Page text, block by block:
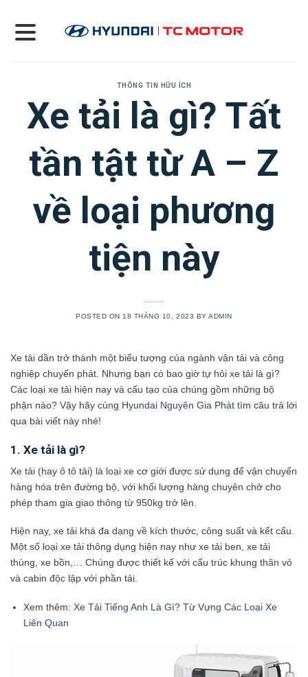
content
THÔNG TIN HỮU ÍCH
Xe tải là gì? Tất
tần tật từ A – Z
về loại phương
tiện này
POSTED ON 18 THÁNG 10, 2023 BYADMIN
Xe tải dần trở thành một biểu tượng của ngành vận tải và công
nghiệp chuyển phát. Nhưng bạn có bao giờ tự hỏi xe tải là gì?
Các loại xe tải hiện nay và cấu tạo của chúng gồm những bộ
phận nào? Vậy hãy cùng Hyundai Nguyên Gia Phát tìm câu trả lời
qua bài viết này nhé!
1. Xe tải là gì?
Xe tải (hay ô tô tải) là loại xe cơ giới được sử dụng để vận chuyển
hàng hóa trên đường bộ, với khối lượng hàng chuyên chở cho
phép tham gia giao thông từ 950kg trở lên.
Hiện nay, xe tải khá đa dạng về kích thước, công suất và kết cấu.
Một số loại xe tải thông dụng hiện nay như xe tải ben, xe tải
thùng, xe bồn,… Chúng được thiết kế với cấu trúc khung thân vỏ
và cabin độc lập với phần tải.
Xem thêm: Xe Tải Tiếng Anh Là Gì? Từ Vựng Các Loại Xe
Liên Quan